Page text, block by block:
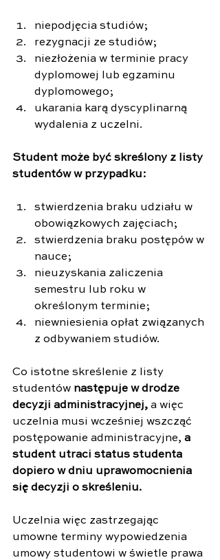
niepodjęcia studiów;
rezygnacji ze studiów;
niezłożenia w terminie pracy
dyplomowej lub egzaminu
dyplomowego;
ukarania karą dyscyplinarną
wydalenia z uczelni.
Student może być skreślony z listy
studentów w przypadku:
stwierdzenia braku udziału w
obowiązkowych zajęciach;
stwierdzenia braku postępów w
nauce;
nieuzyskania zaliczenia
semestru lub roku w
określonym terminie;
niewniesienia opłat związanych
z odbywaniem studiów.
Co istotne skreślenie z listy
studentów następuje w drodze
decyzji administracyjnej, a więc
uczelnia musi wcześniej wszcząć
postępowanie administracyjne, a
student utraci status studenta
dopiero w dniu uprawomocnienia
się decyzji o skreśleniu.
Uczelnia więc zastrzegając
umowne terminy wypowiedzenia
umowy studentowi w świetle prawa